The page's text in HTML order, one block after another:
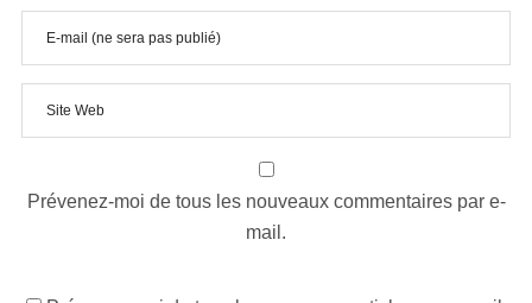
Prévenez-moi de tous les nouveaux commentaires par e-
mail.